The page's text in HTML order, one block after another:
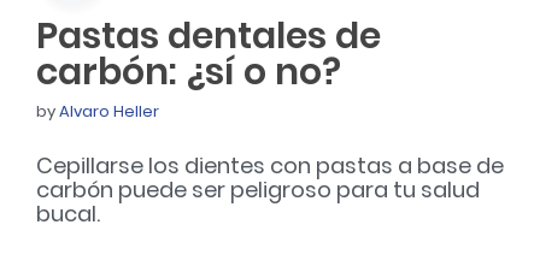
Pastas dentales de
carbón: ¿sí o no?
byAlvaro Heller
Cepillarse los dientes con pastas a base de
carbón puede ser peligroso para tu salud
bucal.